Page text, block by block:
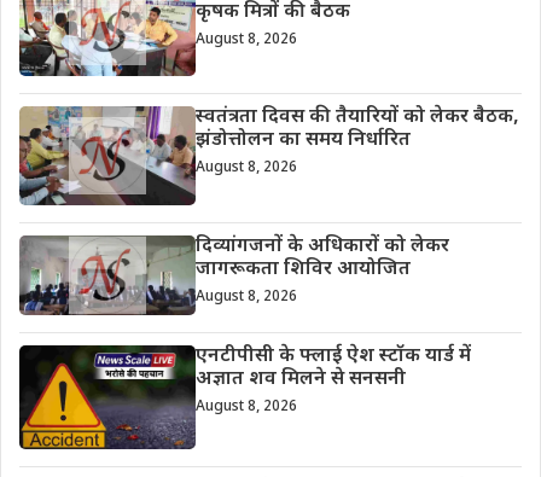
कृषक मित्रों की बैठक
August 8, 2026
स्वतंत्रता दिवस की तैयारियों को लेकर बैठक,
झंडोत्तोलन का समय निर्धारित
August 8, 2026
दिव्यांगजनों के अधिकारों को लेकर
जागरूकता शिविर आयोजित
August 8, 2026
एनटीपीसी के फ्लाई ऐश स्टॉक यार्ड में
अज्ञात शव मिलने से सनसनी
August 8, 2026